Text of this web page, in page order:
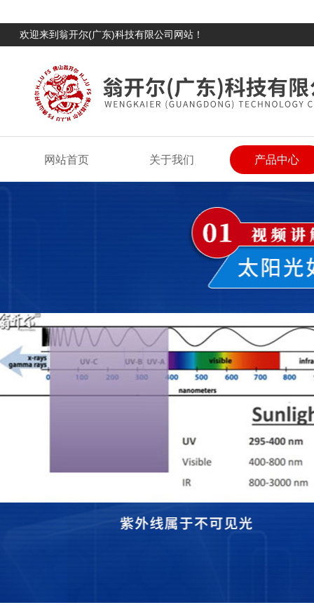
欢迎来到翁开尔(广东)科技有限公司网站！
网站首页 关于我们 产品中心